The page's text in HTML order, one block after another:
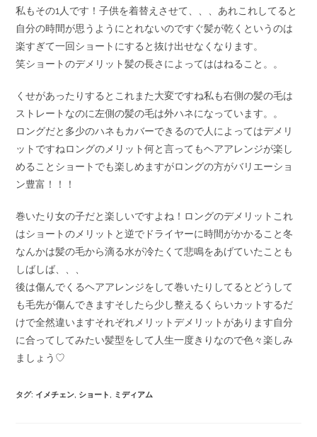
私もその1人です！子供を着替えさせて、、、あれこれしてると
自分の時間が思うようにとれないのですぐ髪が乾くというのは
楽すぎて一回ショートにすると抜け出せなくなります。
笑ショートのデメリット髪の長さによってははねること。。
くせがあったりするとこれまた大変ですね私も右側の髪の毛は
ストレートなのに左側の髪の毛は外ハネになっています。。
ロングだと多少のハネもカバーできるので人によってはデメリ
ットですねロングのメリット何と言ってもヘアアレンジが楽し
めることショートでも楽しめますがロングの方がバリエーショ
ン豊富！！！
巻いたり女の子だと楽しいですよね！ロングのデメリットこれ
はショートのメリットと逆でドライヤーに時間がかかること冬
なんかは髪の毛から滴る水が冷たくて悲鳴をあげていたことも
しばしば、、、
後は傷んでくるヘアアレンジをして巻いたりしてるとどうして
も毛先が傷んできますそしたら少し整えるくらいカットするだ
けで全然違いますそれぞれメリットデメリットがあります自分
に合ってしてみたい髪型をして人生一度きりなので色々楽しみ
ましょう♡
タグ: イメチェン, ショート, ミディアム